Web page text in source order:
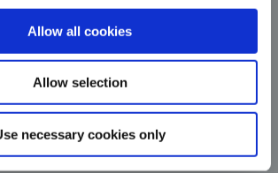
Allow all cookies
Allow selection
necessary cookies only